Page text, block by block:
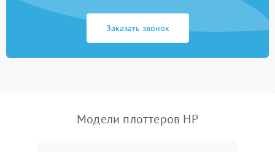
Заказать звонок
Модели плоттеров HP